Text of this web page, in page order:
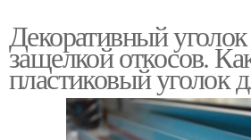
Декоративный
защелкой откосов.
пластиковый уголок